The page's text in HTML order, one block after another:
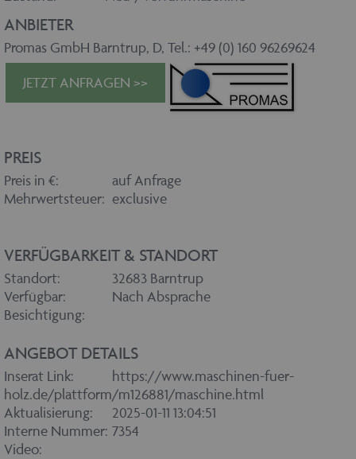
ANBIETER
Promas GmbH Barntrup, D, Tel.: +49 (0) 160 96269624
JETZT ANFRAGEN >>
PREIS
Preis in €:
auf Anfrage
Mehrwertsteuer: exclusive
VERFÜGBARKEIT & STANDORT
Standort:
32683 Barntrup
Verfügbar:
Nach Absprache
Besichtigung:
ANGEBOT DETAILS
Inserat Link:
https://www.maschinen-fuer-
holz.de/plattform/m126881/maschine.html
Aktualisierung:
2025-01-11 13:04:51
Interne Nummer: 7354
Video: